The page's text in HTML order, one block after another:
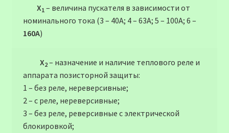
Х1 – величина пускателя в зависимости от
номинального тока (3 – 40А; 4 – 63А; 5 – 100А; 6 –
160А)
Х2 – назначение и наличие теплового реле и
аппарата позисторной защиты:
1 – без реле, нереверсивные;
2 – с реле, нереверсивные;
3 – без реле, реверсивные с электрической
блокировкой;